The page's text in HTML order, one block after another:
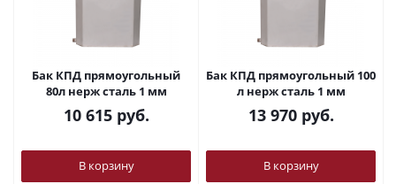
Бак КПД прямоугольный
80л нерж сталь 1 мм
10 615руб.
В корзину
Бак КПД прямоугольный 100
л нерж сталь 1 мм
13 970руб.
В корзину